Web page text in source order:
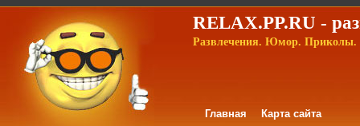
RELAX.PP.RU -
Развлечения. Юмор. Приколы.
Главная Карта сайта